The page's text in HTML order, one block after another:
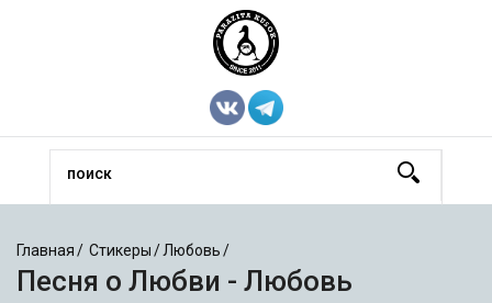
Главная Стикеры Любовь
Песня о Любви - Любовь